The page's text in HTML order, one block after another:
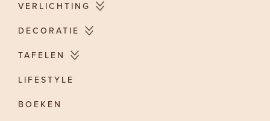
VERLICHTING
DECORATIE
TAFELEN
LIFESTYLE
BOEKEN